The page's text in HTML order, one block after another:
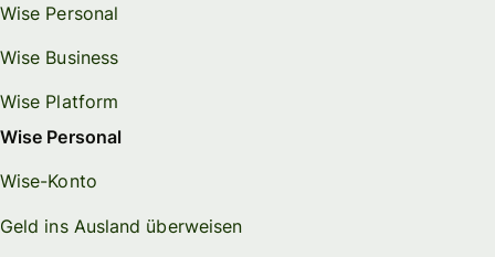
Wise Personal
Wise Business
Wise Platform
Wise Personal
Wise-Konto
Geld ins Ausland überweisen